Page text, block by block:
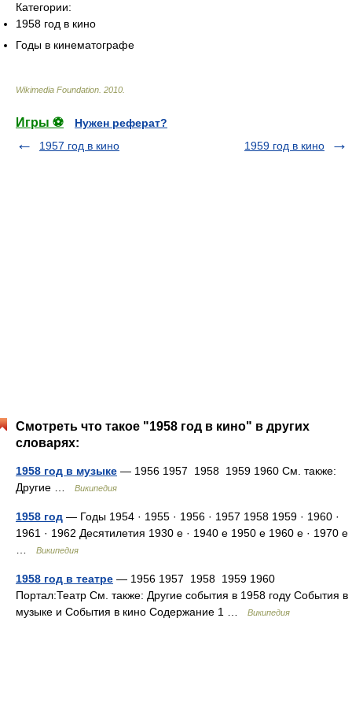
Категории:
1958 год в кино
Годы в кинематографе
Wikimedia Foundation 2010
Игры ⚽
Нужен реферат?
1957 год в кино
1959 год в кино
Смотреть что такое "1958 год в кино" в других
словарях:
1958 год в музыке — 1956 1957 1958 1959 1960 См. также:
Другие …
Википедия
1958 год — Годы 1954 · 1955 · 1956 · 1957 1958 1959 · 1960 ·
1961 · 1962 Десятилетия 1930 е · 1940 е 1950 е 1960 е · 1970 е
Википедия
1958 год в театре — 1956 1957 1958 1959 1960
Портал:Театр См. также: Другие события в 1958 году События в
музыке и События в кино Содержание 1 …
Википедия